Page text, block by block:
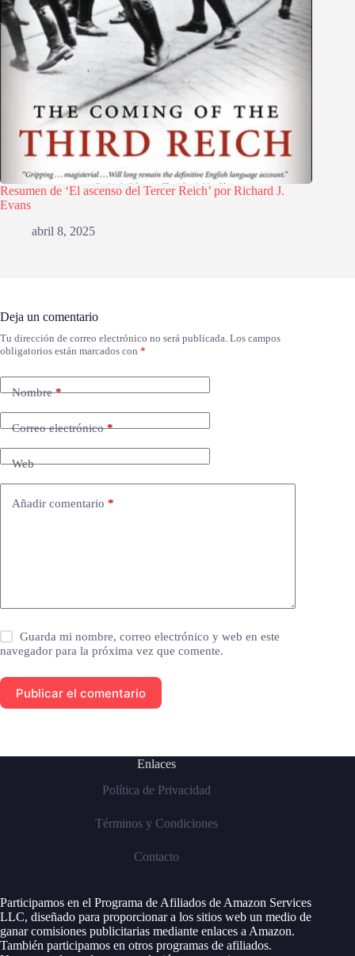
Resumen de ‘El ascenso del Tercer Reich’ por Richard J.
Evans
abril 8, 2025
Deja un comentario
Tu dirección de correo electrónico no será publicada. Los campos
obligatorios están marcados con *
Nombre*
Correo electrónico*
Web
Añadir comentario *
Guarda mi nombre, correo electrónico y web en este
navegador para la próxima vez que comente.
Publicar el comentario
Enlaces
Política de Privacidad
Términos y Condiciones
Contacto
Participamos en el Programa de Afiliados de Amazon Services
LLC, diseñado para proporcionar a los sitios web un medio de
ganar comisiones publicitarias mediante enlaces a Amazon.
También participamos en otros programas de afiliados.